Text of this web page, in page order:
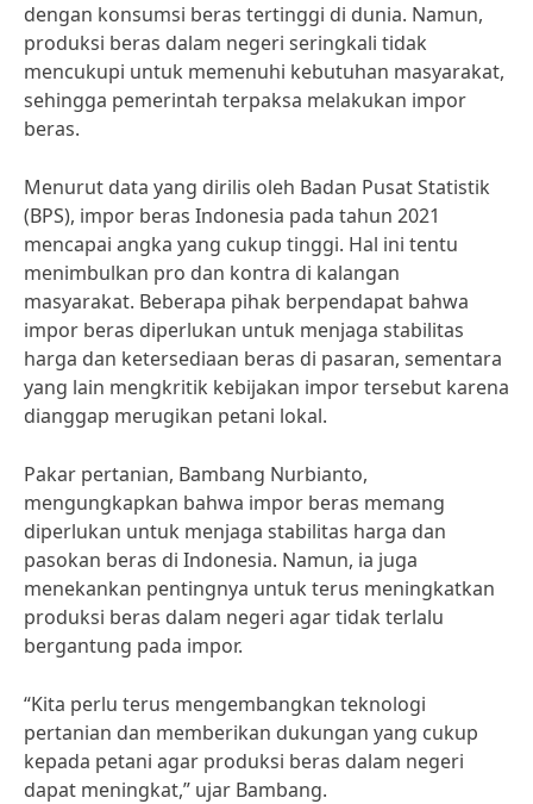
dengan konsumsi beras tertinggi di dunia. Namun,
produksi beras dalam negeri seringkali tidak
mencukupi untuk memenuhi kebutuhan masyarakat,
sehingga pemerintah terpaksa melakukan impor
beras.
Menurut data yang dirilis oleh Badan Pusat Statistik
(BPS), impor beras Indonesia pada tahun 2021
mencapai angka yang cukup tinggi. Hal ini tentu
menimbulkan pro dan kontra di kalangan
masyarakat. Beberapa pihak berpendapat bahwa
impor beras diperlukan untuk menjaga stabilitas
harga dan ketersediaan beras di pasaran, sementara
yang lain mengkritik kebijakan impor tersebut karena
dianggap merugikan petani lokal.
Pakar pertanian, Bambang Nurbianto,
mengungkapkan bahwa impor beras memang
diperlukan untuk menjaga stabilitas harga dan
pasokan beras di Indonesia. Namun, ia juga
menekankan pentingnya untuk terus meningkatkan
produksi beras dalam negeri agar tidak terlalu
bergantung pada impor.
“Kita perlu terus mengembangkan teknologi
pertanian dan memberikan dukungan yang cukup
kepada petani agar produksi beras dalam negeri
dapat meningkat,” ujar Bambang.